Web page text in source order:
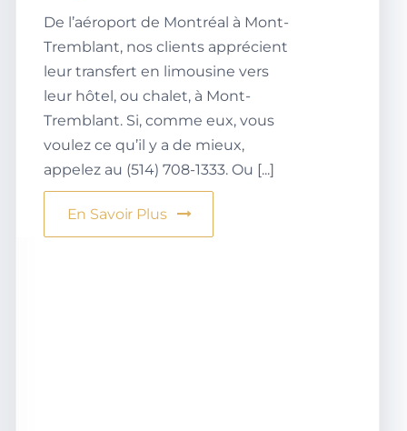
De l’aéroport de Montréal à Mont-
Tremblant, nos clients apprécient
leur transfert en limousine vers
leur hôtel, ou chalet, à Mont-
Tremblant. Si, comme eux, vous
voulez ce qu’il y a de mieux,
appelez au (514) 708-1333. Ou [...]
En Savoir Plus